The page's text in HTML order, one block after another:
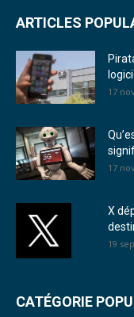
ARTICLES
17
17
X
19
CATÉGORIE